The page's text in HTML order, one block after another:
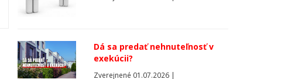
Dá sa predať nehnuteľnosť v
exekúcii?
Zverejnené 01.07.2026 |